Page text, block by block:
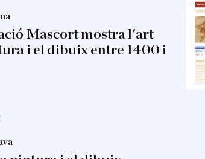
Mascort mostra l'art
i el dibuix entre 1400 i